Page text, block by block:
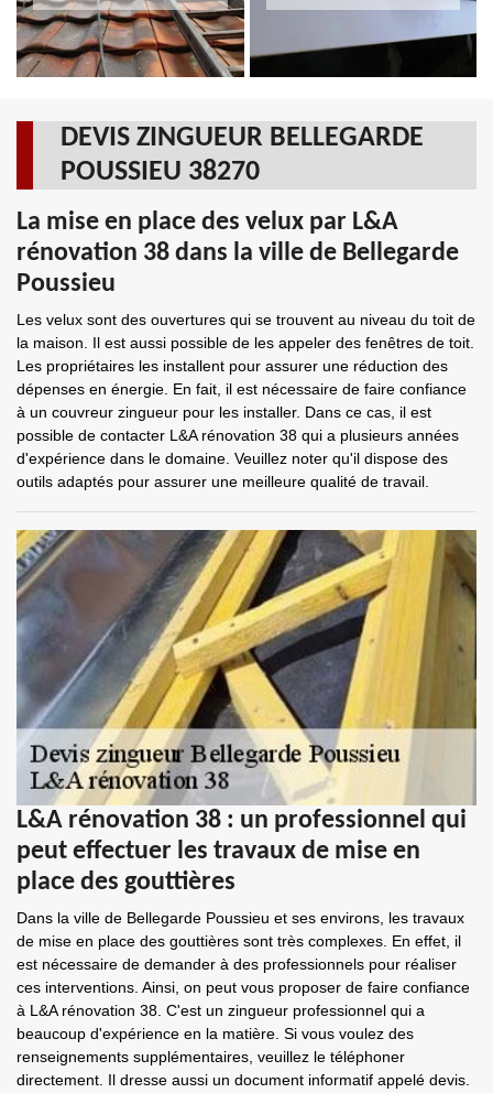
DEVIS ZINGUEUR BELLEGARDE
POUSSIEU 38270
La mise en place des velux par L&A
rénovation 38 dans la ville de Bellegarde
Poussieu
Les velux sont des ouvertures qui se trouvent au niveau du toit de
la maison. Il est aussi possible de les appeler des fenêtres de toit.
Les propriétaires les installent pour assurer une réduction des
dépenses en énergie. En fait, il est nécessaire de faire confiance
à un couvreur zingueur pour les installer. Dans ce cas, il est
possible de contacter L&A rénovation 38 qui a plusieurs années
d'expérience dans le domaine. Veuillez noter qu'il dispose des
outils adaptés pour assurer une meilleure qualité de travail.
L&A rénovation 38 : un professionnel qui
peut effectuer les travaux de mise en
place des gouttières
Dans la ville de Bellegarde Poussieu et ses environs, les travaux
de mise en place des gouttières sont très complexes. En effet, il
est nécessaire de demander à des professionnels pour réaliser
ces interventions. Ainsi, on peut vous proposer de faire confiance
à L&A rénovation 38. C'est un zingueur professionnel qui a
beaucoup d'expérience en la matière. Si vous voulez des
renseignements supplémentaires, veuillez le téléphoner
directement. Il dresse aussi un document informatif appelé devis.